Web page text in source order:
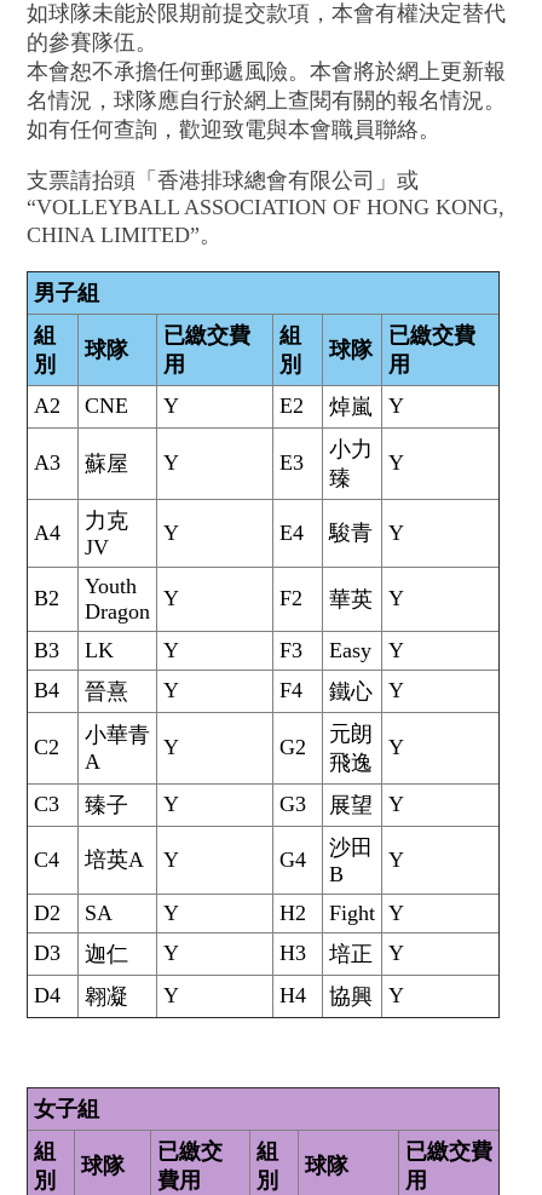
如球隊未能於限期前提交款項，本會有權決定替代
的參賽隊伍。
本會恕不承擔任何郵遞風險。本會將於網上更新報
名情況，球隊應自行於網上查閱有關的報名情況。
如有任何查詢，歡迎致電與本會職員聯絡。
支票請抬頭「香港排球總會有限公司」或
“VOLLEYBALL ASSOCIATION OF HONG KONG,
CHINA LIMITED”。
男子組
組
別
球隊
已繳交費
用
組
別
球隊
已繳交費
用
A2
CNE Y E2 焯嵐 Y
A3 蘇屋 Y E3
小力
臻
Y
A4
力克
JV
Y E4 駿青 Y
B2
Youth
Dragon
Y F2 華英 Y
B3 LK Y F3 Easy
Y
B4
晉熹 Y F4 鐵心 Y
C2
小華青
A
Y G2
元朗
飛逸
Y
C3 臻子 Y G3 展望 Y
C4 培英A Y G4
沙田
B
Y
D2 SA Y H2 Fight Y
D3
迦仁 Y H3 培正
Y
D4
翱凝 Y H4 協興 Y
女子組
組
別
球隊
已繳交
費用
組
別
球隊
已繳交費
用